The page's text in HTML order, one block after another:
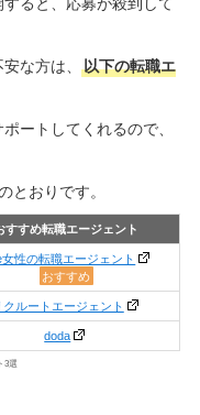
な方は、
以下の転職エ
ートしてくれるので、
とおりです。
すすめ転職エージェント
性の転職エージェント
おすすめ
クルートエージェント
doda
3選